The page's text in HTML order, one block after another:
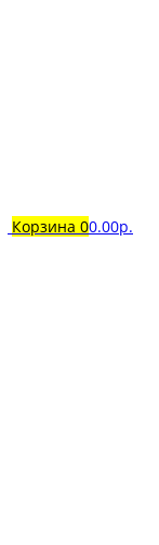
Корзина 00.00р.